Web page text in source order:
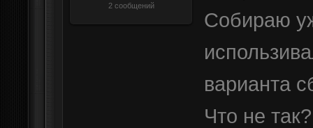
2 сообщений
Собираю
варианта
Что не так?